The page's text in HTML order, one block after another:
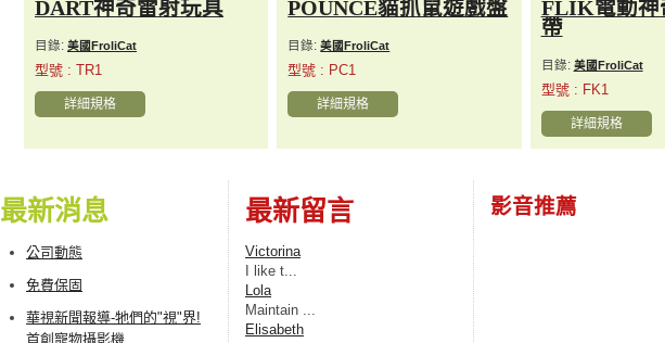
DART神奇雷射玩具
目錄: 美國FroliCat
型號 : TR1
詳細規格
POUNCE貓抓鼠遊戲盤
目錄:美國FroliCat
型號 : PC1
詳細規格
FLIK電動神
帶
目錄: 美國FroliCat
型號 : FK1
詳細規格
最新消息
公司動態
免費保固
華視新聞報導-牠們的"視"界!
首創寵物攝影機
最新留言
Victorina
I lіke t...
Lola
Maintain ...
Elisabeth
影音推薦